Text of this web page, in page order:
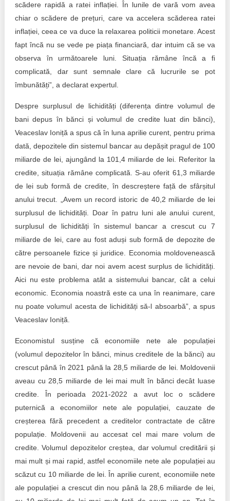
scădere rapidă a ratei inflației. În lunile de vară vom avea
chiar o scădere de prețuri, care va accelera scăderea ratei
inflației, ceea ce va duce la relaxarea politicii monetare. Acest
fapt încă nu se vede pe piața financiară, dar intuim că se va
observa în următoarele luni. Situația rămâne încă a fi
complicată, dar sunt semnale clare că lucrurile se pot
îmbunătăți”, a declarat expertul.
Despre surplusul de lichidități (diferența dintre volumul de
bani depus în bănci și volumul de credite luat din bănci),
Veaceslav Ioniță a spus că în luna aprilie curent, pentru prima
dată, depozitele din sistemul bancar au depășit pragul de 100
miliarde de lei, ajungând la 101,4 miliarde de lei. Referitor la
credite, situația rămâne complicată. S-au oferit 61,3 miliarde
de lei sub formă de credite, în descreștere față de sfârșitul
anului trecut. „Avem un record istoric de 40,2 miliarde de lei
surplusul de lichidități. Doar în patru luni ale anului curent,
surplusul de lichidități în sistemul bancar a crescut cu 7
miliarde de lei, care au fost aduși sub formă de depozite de
către persoanele fizice și juridice. Economia moldovenească
are nevoie de bani, dar noi avem acest surplus de lichidități.
Aici nu este problema atât a sistemului bancar, cât a celui
economic. Economia noastră este ca una în reanimare, care
nu poate volumul acesta de lichidități să-l absoarbă”, a spus
Veaceslav Ioniță.
Economistul susține că economiile nete ale populației
(volumul depozitelor în bănci, minus creditele de la bănci) au
crescut până în 2021 până la 28,5 miliarde de lei. Moldovenii
aveau cu 28,5 miliarde de lei mai mult în bănci decât luase
credite. În perioada 2021-2022 a avut loc o scădere
puternică a economiilor nete ale populației, cauzate de
creșterea fără precedent a creditelor contractate de către
populație. Moldovenii au accesat cel mai mare volum de
credite. Volumul depozitelor creștea, dar volumul creditării și
mai mult și mai rapid, astfel economiile nete ale populației au
scăzut cu 10 miliarde de lei. În aprilie curent, economiile nete
ale populației a crescut din nou până la 28,6 miliarde de lei,